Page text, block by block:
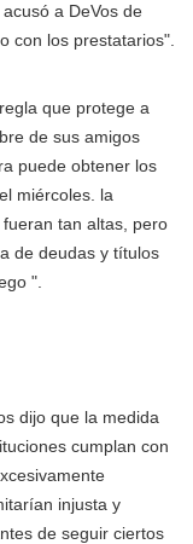
a DeVos de
con los prestatarios".
que protege a
de sus amigos
puede obtener los
miércoles. la
tan altas, pero
de deudas y títulos
".
dijo que la medida
cumplan con
injusta y
de seguir ciertos